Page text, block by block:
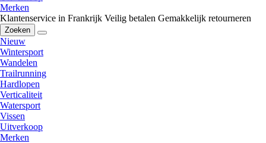
Merken
Klantenservice in Frankrijk Veilig betalen Gemakkelijk retourneren
Zoeken
Nieuw
Wintersport
Wandelen
Trailrunning
Hardlopen
Verticaliteit
Watersport
Vissen
Uitverkoop
Merken